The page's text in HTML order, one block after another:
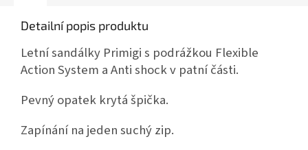
Detailní popis produktu
Letní sandálky Primigi s podrážkou Flexible
Action System a Anti shock v patní části.
Pevný opatek krytá špička.
Zapínání na jeden suchý zip.